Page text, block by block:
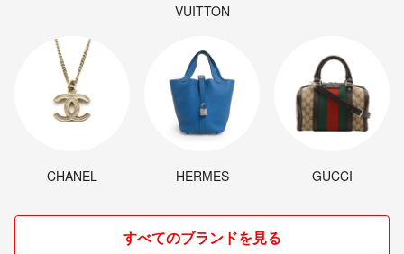
VUITTON
CHANEL HERMES GUCCI
すべてのブランドを見る